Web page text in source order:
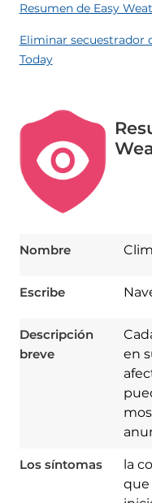
Resumen de Easy
Eliminar secuestrador
Today
Nombre
Escribe
Descripción
breve
en
Los síntomas
la
que